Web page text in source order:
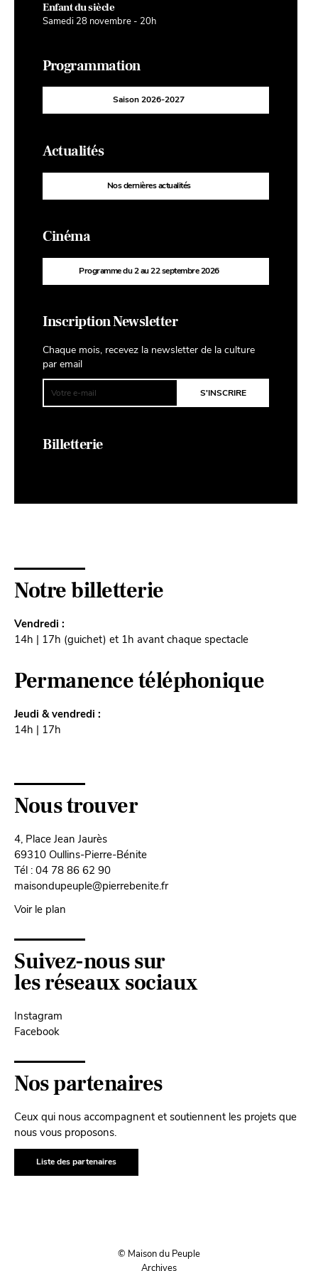
Enfant du siècle
Samedi 28 novembre - 20h
Programmation
Saison 2026-2027
Actualités
Nos dernières actualités
Cinéma
Programme du 2 au 22 septembre 2026
Inscription Newsletter
Chaque mois, recevez la newsletter de la culture
par email
Billetterie
Notre billetterie
Vendredi :
14h | 17h (guichet) et 1h avant chaque spectacle
Permanence téléphonique
Jeudi & vendredi :
14h | 17h
Nous trouver
4, Place Jean Jaurès
69310 Oullins-Pierre-Bénite
Tél : 04 78 86 62 90
maisondupeuple@pierrebenite.fr
Voir le plan
Suivez-nous sur
les réseaux sociaux
Instagram
Facebook
Nos partenaires
Ceux qui nous accompagnent et soutiennent les projets que
nous vous proposons.
Liste des partenaires
© Maison du Peuple
Archives